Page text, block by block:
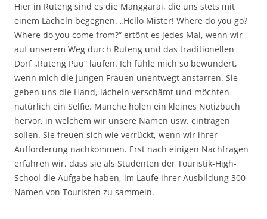
Hier in Ruteng sind es die Manggarai, die uns stets mit
einem Lächeln begegnen. „Hello Mister! Where do you go?
Where do you come from?“ ertönt es jedes Mal, wenn wir
auf unserem Weg durch Ruteng und das traditionellen
Dorf „Ruteng Puu“ laufen. Ich fühle mich so bewundert,
wenn mich die jungen Frauen unentwegt anstarren. Sie
geben uns die Hand, lächeln verschämt und möchten
natürlich ein Selfie. Manche holen ein kleines Notizbuch
hervor, in welchem wir unsere Namen usw. eintragen
sollen. Sie freuen sich wie verrückt, wenn wir ihrer
Aufforderung nachkommen. Erst nach einigen Nachfragen
erfahren wir, dass sie als Studenten der Touristik-High-
School die Aufgabe haben, im Laufe ihrer Ausbildung 300
Namen von Touristen zu sammeln.